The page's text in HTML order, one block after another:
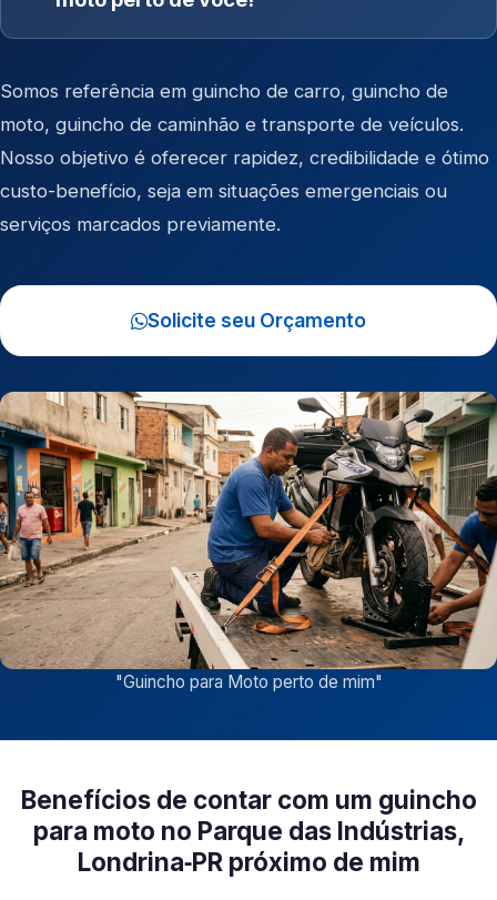
Somos referência em guincho de carro, guincho de
moto, guincho de caminhão e transporte de veículos.
Nosso objetivo é oferecer rapidez, credibilidade e ótimo
custo-benefício, seja em situações emergenciais ou
serviços marcados previamente.
Solicite seu Orçamento
"Guincho para Moto perto de mim"
Benefícios de contar com um guincho
para moto no Parque das Indústrias,
Londrina‑PR próximo de mim